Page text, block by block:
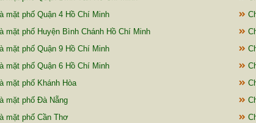
mặt phố Quận 4 Hồ Chí Minh
mặt phố Huyện Bình Chánh Hồ Chí Minh
mặt phố Quận 9 Hồ Chí Minh
mặt phố Quận 6 Hồ Chí Minh
mặt phố Khánh Hòa
mặt phố Đà Nẵng
mặt phố Cần Thơ